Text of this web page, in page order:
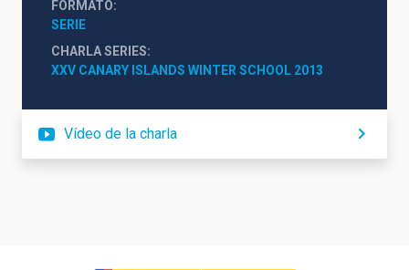
FORMATO
SERIE
CHARLA SERIES
XXV CANARY ISLANDS WINTER SCHOOL 2013
Vídeo de la charla